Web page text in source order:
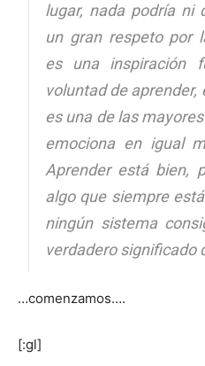
lugar, nada podría ni
un gran respeto por
es una inspiración
voluntad de aprender,
es una de las
emociona en igual
Aprender está bien,
algo que siempre
ningún sistema
verdadero significado
…comenzamos….
[:gl]